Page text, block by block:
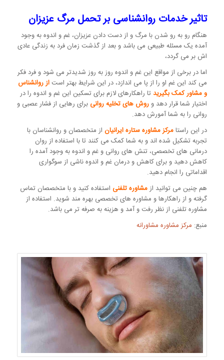
تاثیر خدمات روانشناسی بر تحمل مرگ عزیزان
هنگام رو به رو شدن با مرگ و از دست دادن عزیزان، غم و اندوه به وجود
آمده یک مسئله طبیعی می باشد و بعد از گذشت زمان فرد به زندگی عادی
اش بر می گردد،
اما در برخی از مواقع این غم و اندوه روز به روز شدیدتر می شود و فرد فکر
می کند این غم او را از پا می اندازد، در این شرایط بهتر است از روانشناس
و مشاور کمک بگیریدتا راهکارهای لازم برای تسکین این غم و اندوه را در
اختیار شما قرار دهد و روش های تخلیه روانی برای رهایی از فشار عصبی و
روانی را به شما آمورش دهد.
در این راستامرکز مشاوره ستاره ایرانیاناز متخصصان و روانشناسان با
تجربه تشکیل شده اند و به شما کمک می کنند تا با استفاده از روان
درمانی های تخصصی، تنش های روانی و غم و اندوه به وجود آمده را
کاهش دهید و برای کاهش و درمان غم و اندوه ناشی از سوگواری
اقداماتی را انجام دهید.
هم چنین می توانید ازمشاوره تلفنی استفاده کنید و با متخصصان تماس
گرفته و از راهکارها و مشاوره های تخصصی بهره مند شوید. استفاده از
مشاوره تلفنی از نظر رفت و آمد و هزینه به صرفه تر می باشد.
منبع: مرکز مشاوره مشاورانه